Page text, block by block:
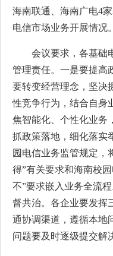
海南联通、海南广电4
电信市场业务开展情况。
会议要求，各基础
管理责任。一是要提高
要转变经营理念，坚决
性竞争行为，结合自身
焦智能化、个性化业务
抓政策落地，细化落实
园电信业务监管规定，
得”有关要求和海南校
不”要求嵌入业务全流
督共治。各企业要发挥
通协调渠道，遵循本地
问题要及时逐级提交解